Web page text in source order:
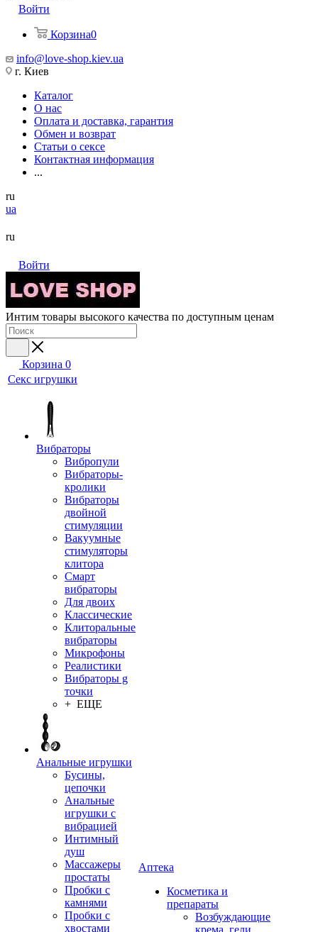
Войти
Корзина0
info@love-shop.kiev.ua
г. Киев
Каталог
О нас
Оплата и доставка, гарантия
Обмен и возврат
Статьи о сексе
Контактная информация
...
ru
ua
ru
Войти
Интим товары высокого качества по доступным ценам
Корзина 0
Секс игрушки
Вибраторы
Вибропули
Вибраторы-
кролики
Вибраторы
двойной
стимуляции
Вакуумные
стимуляторы
клитора
Смарт
вибраторы
Для двоих
Классические
Клиторальные
вибраторы
Микрофоны
Реалистики
Вибраторы g
точки
+ ЕЩЕ
Анальные игрушки
Бусины,
цепочки
Анальные
игрушки с
вибрацией
Интимный
душ
Массажеры
простаты
Пробки с
камнями
Пробки с
хвостами
Аптека
Косметика и
препараты
Возбуждающие
крема, гели